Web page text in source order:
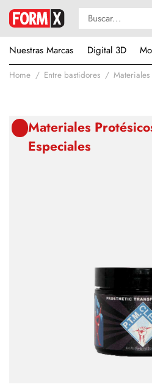
Nuestras Marcas
Digital 3D
Home Entre bastidores Materiales
Materiales
Especiales